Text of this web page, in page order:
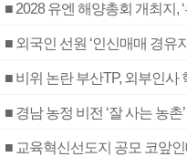
■ 2028 유엔 해양총회 개최지,
■ 외국인 선원 ‘인신매매 경유
■ 비위 논란 부산TP, 외부인사
■ 경남 농정 비전 ‘잘 사는 농
■ 교육혁신선도지 공모 코앞